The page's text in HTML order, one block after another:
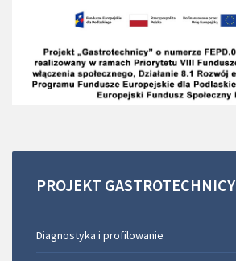
PROJEKT GASTROTECHNICY
Diagnostyka i profilowanie